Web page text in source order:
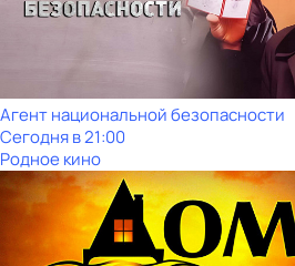
Агент национальной безопасности
Сегодня в 21:00
Родное кино